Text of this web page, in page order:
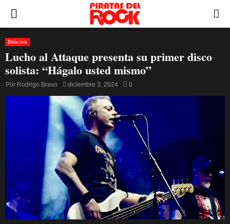
PRIMARY
MENU
Bitácora
Lucho al Attaque presenta su primer disco
solista: “Hágalo usted mismo”
Por Rodrigo Bravo diciembre 3, 2024 0